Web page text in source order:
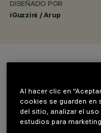
DISEÑADO POR
iGuzzini / Arup
Al hacer clic en
cookies se guarden en
del sitio, analizar el
estudios para marketing.